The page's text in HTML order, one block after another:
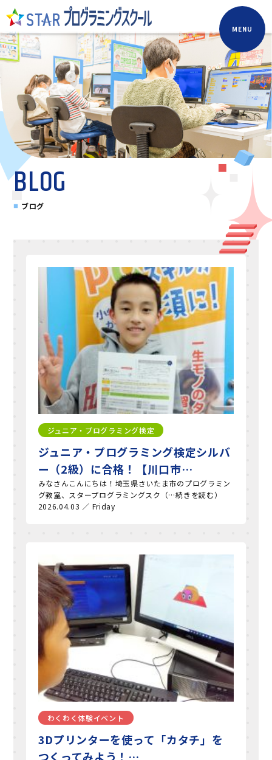
MENU
BLOG
ブログ
ジュニア・プログラミング検定
ジュニア・プログラミング検定シルバ
ー（2級）に合格！【川口市…
みなさんこんにちは！埼玉県さいたま市のプログラミン
グ教室、スタープログラミングスク（…続きを読む）
2026.04.03 ／ Friday
わくわく体験イベント
3Dプリンターを使って「カタチ」を
つくってみよう！…